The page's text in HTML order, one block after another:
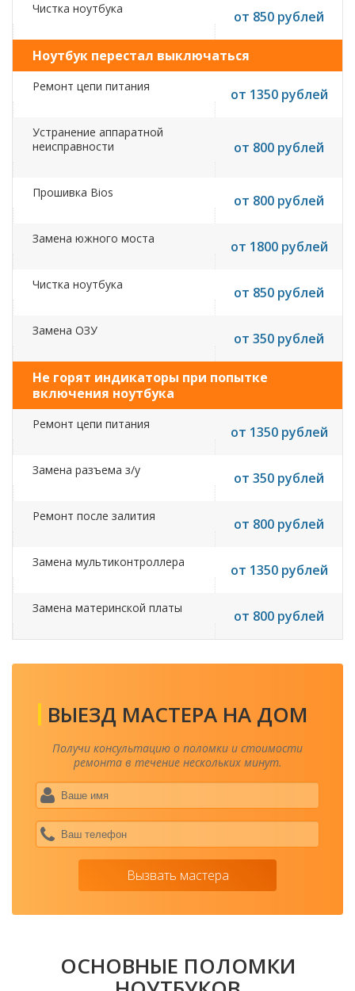
Чистка ноутбука от 850 рублей
Ноутбук перестал выключаться
Ремонт цепи питания от 1350 рублей
Устранение аппаратной
неисправности
от 800 рублей
Прошивка Bios от 800 рублей
Замена южного моста от 1800 рублей
Чистка ноутбука от 850 рублей
Замена ОЗУ от 350 рублей
Не горят индикаторы при попытке
включения ноутбука
Ремонт цепи питания от 1350 рублей
Замена разъема з/у от 350 рублей
Ремонт после залития от 800 рублей
Замена мультиконтроллера от 1350 рублей
Замена материнской платы от 800 рублей
ВЫЕЗД МАСТЕРА НА ДОМ
Получи консультацию о поломки и стоимости
ремонта в течение нескольких минут.
Вызвать мастера
ОСНОВНЫЕ ПОЛОМКИ